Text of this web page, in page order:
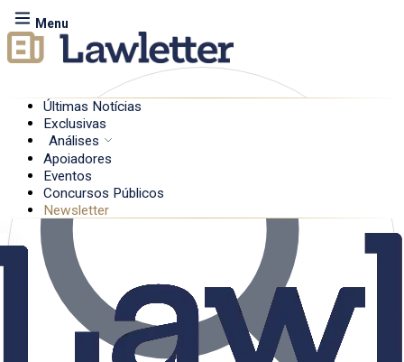
Menu
Últimas Notícias
Exclusivas
Análises
Apoiadores
Eventos
Concursos Públicos
Newsletter